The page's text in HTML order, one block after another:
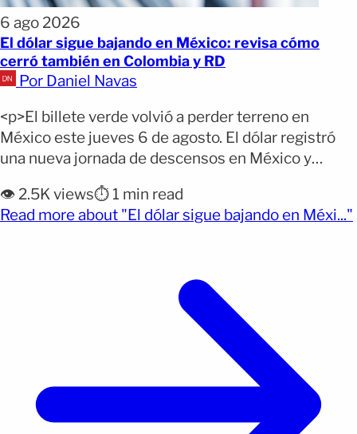
6 ago 2026
El dólar sigue bajando en México: revisa cómo
cerró también en Colombia y RD
Por Daniel Navas
<p>El billete verde volvió a perder terreno en
México este jueves 6 de agosto. El dólar registró
una nueva jornada de descensos en México y
en el mercado cambiario colombiano. En República
Dominicana, la moneda estadounidense mostró
👁️ 2.5K views⏱️ 1 min read
Read more about "El dólar sigue bajando en Méxi..."